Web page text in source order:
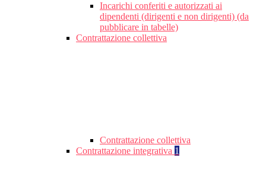
Incarichi conferiti e autorizzati ai
dipendenti (dirigenti e non dirigenti) (da
pubblicare in tabelle)
Contrattazione collettiva
Contrattazione collettiva
Contrattazione integrativa 1